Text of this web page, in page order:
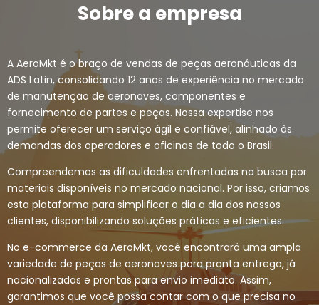
Sobre a empresa
A AeroMkt é o braço de vendas de peças aeronáuticas da
ADS Latin, consolidando 12 anos de experiência no mercado
de manutenção de aeronaves, componentes e
fornecimento de partes e peças. Nossa expertise nos
permite oferecer um serviço ágil e confiável, alinhado às
demandas dos operadores e oficinas de todo o Brasil.
Compreendemos as dificuldades enfrentadas na busca por
materiais disponíveis no mercado nacional. Por isso, criamos
esta plataforma para simplificar o dia a dia dos nossos
clientes, disponibilizando soluções práticas e eficientes.
No e-commerce da AeroMkt, você encontrará uma ampla
variedade de peças de aeronaves para pronta entrega, já
nacionalizadas e prontas para envio imediato. Assim,
garantimos que você possa contar com o que precisa no